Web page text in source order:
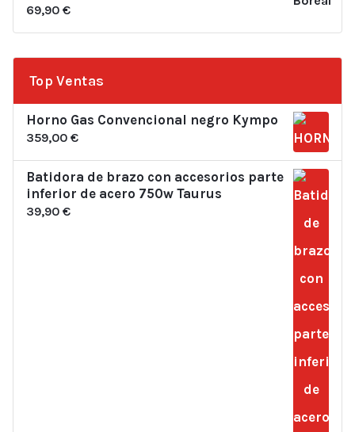
69,90 €
Top Ventas
Horno Gas Convencional negro Kympo
359,00 €
Batidora de brazo con accesorios parte
inferior de acero 750w Taurus
39,90 €